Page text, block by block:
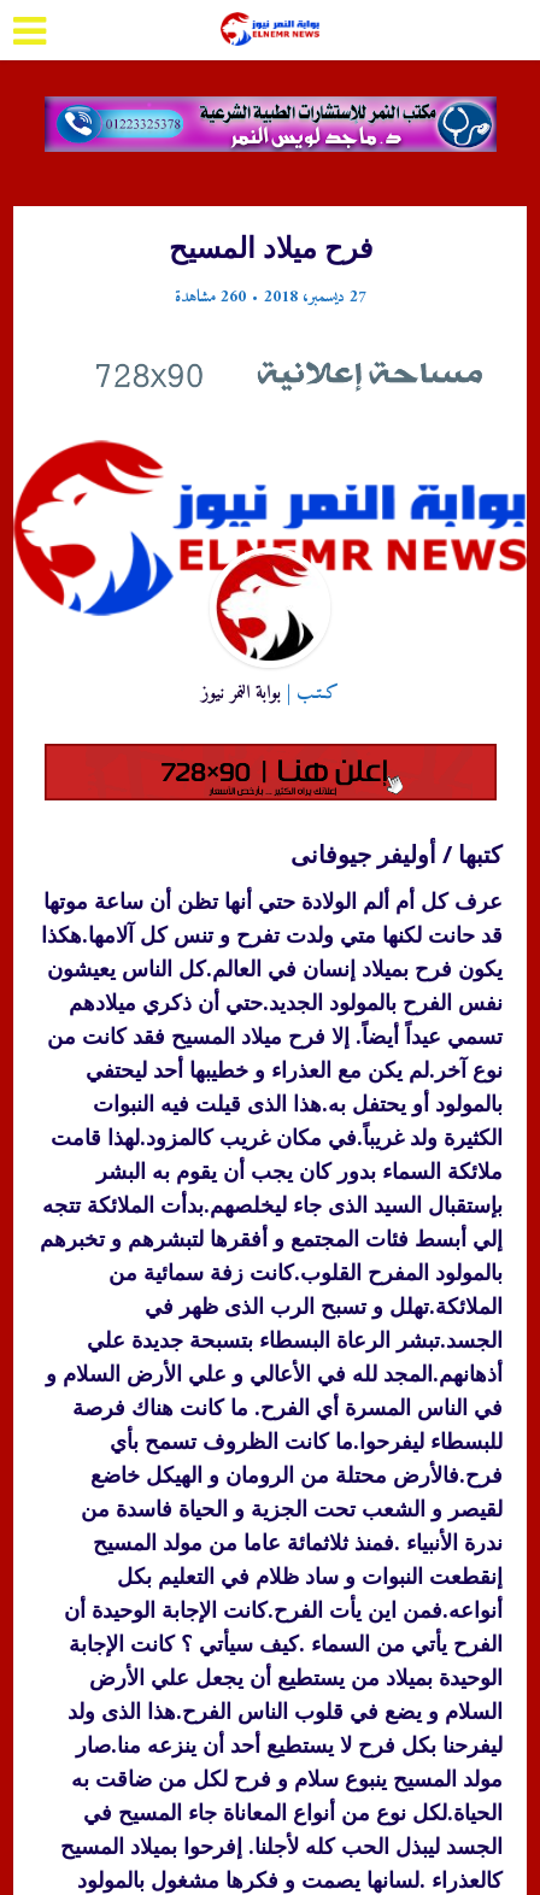
فرح ميلاد المسيح
27 ديسمبر، 2018 260 مشاهدة
كـتـب | بوابة النمر نيوز
كتبها / أوليفر جيوفانى
عرف كل أم ألم الولادة حتي أنها تظن أن ساعة موتها
قد حانت لكنها متي ولدت تفرح و تنس كل آلامها.هكذا
يكون فرح بميلاد إنسان في العالم.كل الناس يعيشون
نفس الفرح بالمولود الجديد.حتي أن ذكري ميلادهم
تسمي عيداً أيضاً. إلا فرح ميلاد المسيح فقد كانت من
نوع آخر.لم يكن مع العذراء و خطيبها أحد ليحتفي
بالمولود أو يحتفل به.هذا الذى قيلت فيه النبوات
الكثيرة ولد غريباً.في مكان غريب كالمزود.لهذا قامت
ملائكة السماء بدور كان يجب أن يقوم به البشر
بإستقبال السيد الذى جاء ليخلصهم.بدأت الملائكة تتجه
إلي أبسط فئات المجتمع و أفقرها لتبشرهم و تخبرهم
بالمولود المفرح القلوب.كانت زفة سمائية من
الملائكة.تهلل و تسبح الرب الذى ظهر في
الجسد.تبشر الرعاة البسطاء بتسبحة جديدة علي
أذهانهم.المجد لله في الأعالي و علي الأرض السلام و
في الناس المسرة أي الفرح. ما كانت هناك فرصة
للبسطاء ليفرحوا.ما كانت الظروف تسمح بأي
فرح.فالأرض محتلة من الرومان و الهيكل خاضع
لقيصر و الشعب تحت الجزية و الحياة فاسدة من
ندرة الأنبياء .فمنذ ثلاثمائة عاما من مولد المسيح
إنقطعت النبوات و ساد ظلام في التعليم بكل
أنواعه.فمن اين يأت الفرح.كانت الإجابة الوحيدة أن
الفرح يأتي من السماء .كيف سيأتي ؟ كانت الإجابة
الوحيدة بميلاد من يستطيع أن يجعل علي الأرض
السلام و يضع في قلوب الناس الفرح.هذا الذى ولد
ليفرحنا بكل فرح لا يستطيع أحد أن ينزعه منا.صار
مولد المسيح ينبوع سلام و فرح لكل من ضاقت به
الحياة.لكل نوع من أنواع المعاناة جاء المسيح في
الجسد ليبذل الحب كله لأجلنا. إفرحوا بميلاد المسيح
كالعذراء .لسانها يصمت و فكرها مشغول بالمولود